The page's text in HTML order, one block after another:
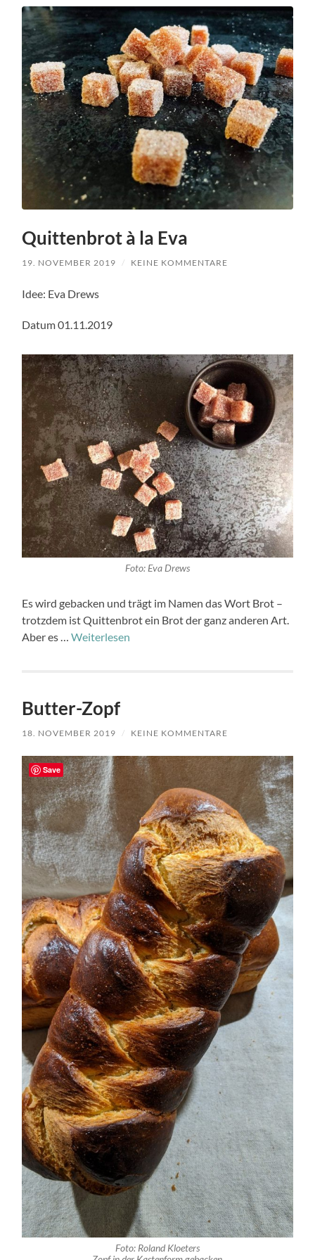
Quittenbrot à la Eva
19. NOVEMBER 2019 / KEINE KOMMENTARE
Idee: Eva Drews
Datum 01.11.2019
Foto: Eva Drews
Es wird gebacken und trägt im Namen das Wort Brot –
trotzdem ist Quittenbrot ein Brot der ganz anderen Art.
Aber es …Weiterlesen
Butter-Zopf
18. NOVEMBER 2019 / KEINE KOMMENTARE
Foto: Roland Kloeters
Save